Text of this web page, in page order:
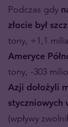
Podczas gdy
złocie był
tony, +1,1
Ameryce
tony, -303
Azji dołożyli
styczniowych
(wpływy